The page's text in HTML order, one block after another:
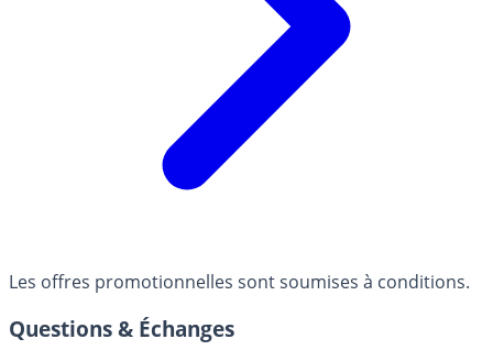
Les offres promotionnelles sont soumises à conditions.
Questions & Échanges